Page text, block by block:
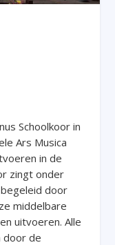
Schoolkoor in
Ars Musica
in de
zingt onder
door
middelbare
uitvoeren. Alle
door de